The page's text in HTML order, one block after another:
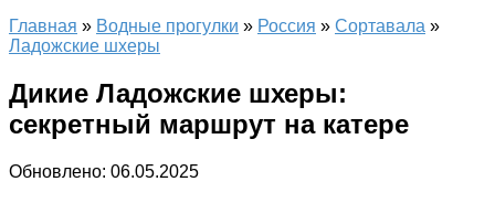
Главная » Водные прогулки » Россия » Сортавала »
Ладожские шхеры
Дикие Ладожские шхеры:
секретный маршрут на катере
Обновлено: 06.05.2025